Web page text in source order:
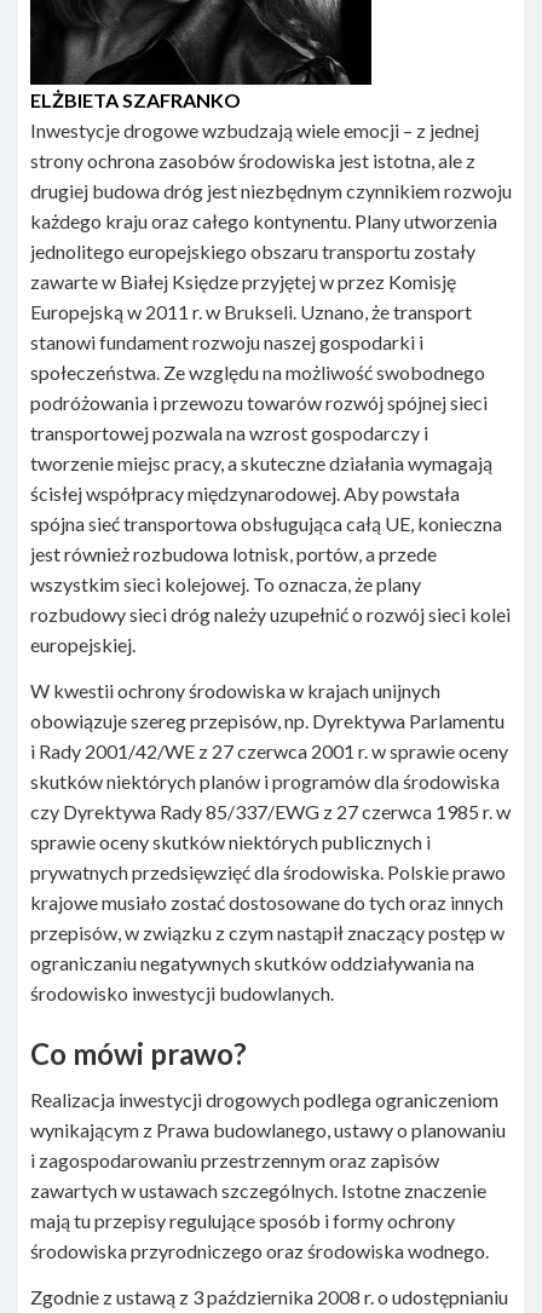
ELŻBIETA SZAFRANKO
Inwestycje drogowe wzbudzają wiele emocji – z jednej
strony ochrona zasobów środowiska jest istotna, ale z
drugiej budowa dróg jest niezbędnym czynnikiem rozwoju
każdego kraju oraz całego kontynentu. Plany utworzenia
jednolitego europejskiego obszaru transportu zostały
zawarte w Białej Księdze przyjętej w przez Komisję
Europejską w 2011 r. w Brukseli. Uznano, że transport
stanowi fundament rozwoju naszej gospodarki i
społeczeństwa. Ze względu na możliwość swobodnego
podróżowania i przewozu towarów rozwój spójnej sieci
transportowej pozwala na wzrost gospodarczy i
tworzenie miejsc pracy, a skuteczne działania wymagają
ścisłej współpracy międzynarodowej. Aby powstała
spójna sieć transportowa obsługująca całą UE, konieczna
jest również rozbudowa lotnisk, portów, a przede
wszystkim sieci kolejowej. To oznacza, że plany
rozbudowy sieci dróg należy uzupełnić o rozwój sieci kolei
europejskiej.
W kwestii ochrony środowiska w krajach unijnych
obowiązuje szereg przepisów, np. Dyrektywa Parlamentu
i Rady 2001/42/WE z 27 czerwca 2001 r. w sprawie oceny
skutków niektórych planów i programów dla środowiska
czy Dyrektywa Rady 85/337/EWG z 27 czerwca 1985 r. w
sprawie oceny skutków niektórych publicznych i
prywatnych przedsięwzięć dla środowiska. Polskie prawo
krajowe musiało zostać dostosowane do tych oraz innych
przepisów, w związku z czym nastąpił znaczący postęp w
ograniczaniu negatywnych skutków oddziaływania na
środowisko inwestycji budowlanych.
Co mówi prawo?
Realizacja inwestycji drogowych podlega ograniczeniom
wynikającym z Prawa budowlanego, ustawy o planowaniu
i zagospodarowaniu przestrzennym oraz zapisów
zawartych w ustawach szczególnych. Istotne znaczenie
mają tu przepisy regulujące sposób i formy ochrony
środowiska przyrodniczego oraz środowiska wodnego.
Zgodnie z ustawą z 3 października 2008 r. o udostępnianiu